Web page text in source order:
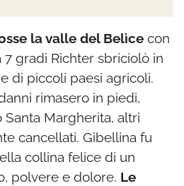
la valle del Belìce con
7 gradi Richter sbriciolò in
di piccoli paesi agricoli.
rimasero in piedi,
Margherita, altri
cancellati. Gibellina fu
collina felice di un
polvere e dolore. Le